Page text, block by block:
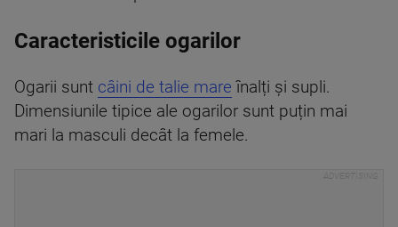
Caracteristicile ogarilor
Ogarii sunt câini de talie mare înalți și supli.
Dimensiunile tipice ale ogarilor sunt puțin mai
mari la masculi decât la femele.